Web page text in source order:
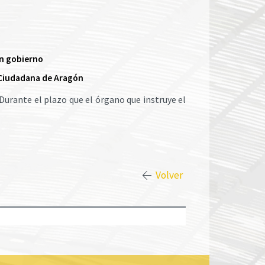
gobierno
de Aragón​
el plazo que el órgano que instruye el
Volver